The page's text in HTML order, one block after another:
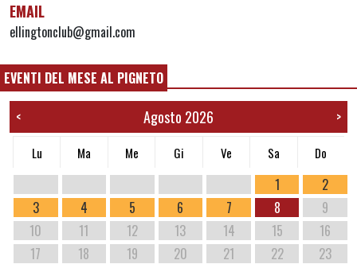
EMAIL
ellingtonclub@gmail.com
EVENTI DEL MESE AL PIGNETO
< Agosto 2026 >
Lu Ma Me Gi Ve Sa Do
1
2
3
4 5 6 7 8
9
10
11 12 13 14 15
16
17
18 19 20 21 22 23